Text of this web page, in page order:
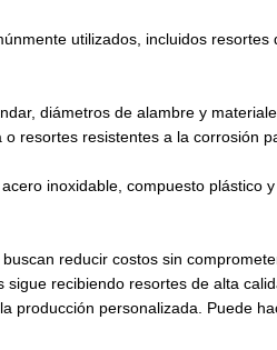
utilizados, incluidos
diámetros de alambre y
resortes resistentes a la corrosión
inoxidable, compuesto plástico
reducir costos sin
recibiendo resortes de alta
producción personalizada. Puede